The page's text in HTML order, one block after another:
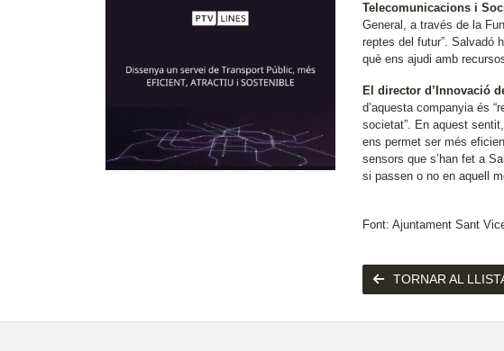
Telecomunicacions i
General, a través de la
reptes del futur”. Salvadó
què ens ajudi amb
El director d’Innovació
d’aquesta companyia és
societat”. En aquest
ens permet ser més
sensors que s’han fet a
si passen o no en aquell
Font: Ajuntament Sant
TORNAR AL